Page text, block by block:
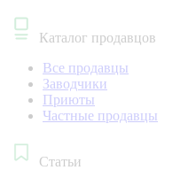
Каталог продавцов
Все продавцы
Заводчики
Приюты
Частные продавцы
Статьи